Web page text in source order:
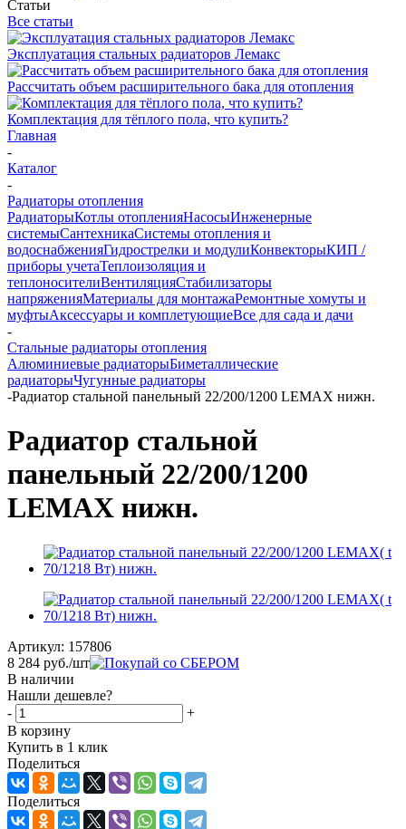
Статьи
Все статьи
Эксплуатация стальных радиаторов Лемакс
Рассчитать объем расширительного бака для отопления
Комплектация для тёплого пола, что купить?
Главная
-
Каталог
-
Радиаторы отопления
РадиаторыКотлы отопленияНасосыИнженерные
системыСантехникаСистемы отопления и
водоснабженияГидрострелки и модулиКонвекторыКИП /
приборы учетаТеплоизоляция и
теплоносителиВентиляцияСтабилизаторы
напряженияМатериалы для монтажаРемонтные хомуты и
муфтыАксессуары и комплетующиеВсе для сада и дачи
-
Стальные радиаторы отопления
Алюминиевые радиаторыБиметаллические
радиаторыЧугунные радиаторы
-Радиатор стальной панельный 22/200/1200 LEMAX нижн.
Радиатор стальной
панельный 22/200/1200
LEMAX нижн.
Артикул: 157806
8 284 руб./шт
В наличии
Нашли дешевле?
-
+
В корзину
Купить в 1 клик
Поделиться
Поделиться